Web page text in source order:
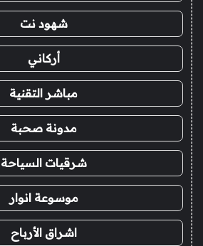
شهود نت
أركاني
مباشر التقنية
مدونة صحبة
شرقيات السياحة
موسوعة انوار
اشراق الأرباح